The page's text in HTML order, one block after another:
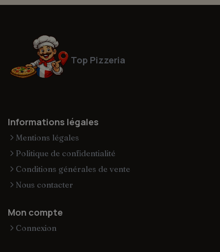
Top Pizzeria
Informations légales
Mentions légales
Politique de confidentialité
Conditions générales de vente
Nous contacter
Mon compte
Connexion